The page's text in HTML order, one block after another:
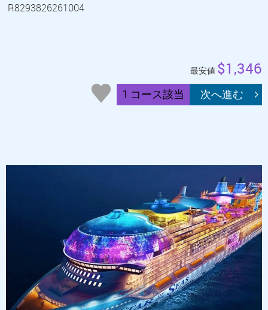
R8293826261004
最安値 $1,346
1 コース該当 次へ進む